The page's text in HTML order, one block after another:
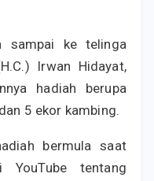
sampai ke telinga
Irwan Hidayat,
hadiah berupa
5 ekor kambing.
bermula saat
tentang